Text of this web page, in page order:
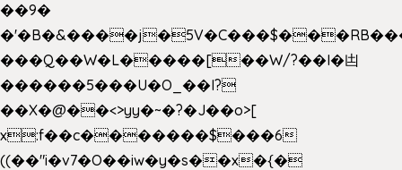
��9�
���Q��W�L�����[��W/?��I�凷
������5���U�O_��I?
��X�@��<>yy�~�?�J��o>[
x:f��c�������$���6
((��"i�v7�O��iw�y�s��x�{�